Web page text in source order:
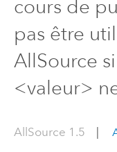
cours de
pas être
AllSource
<valeur>
AllSource 1.5 |